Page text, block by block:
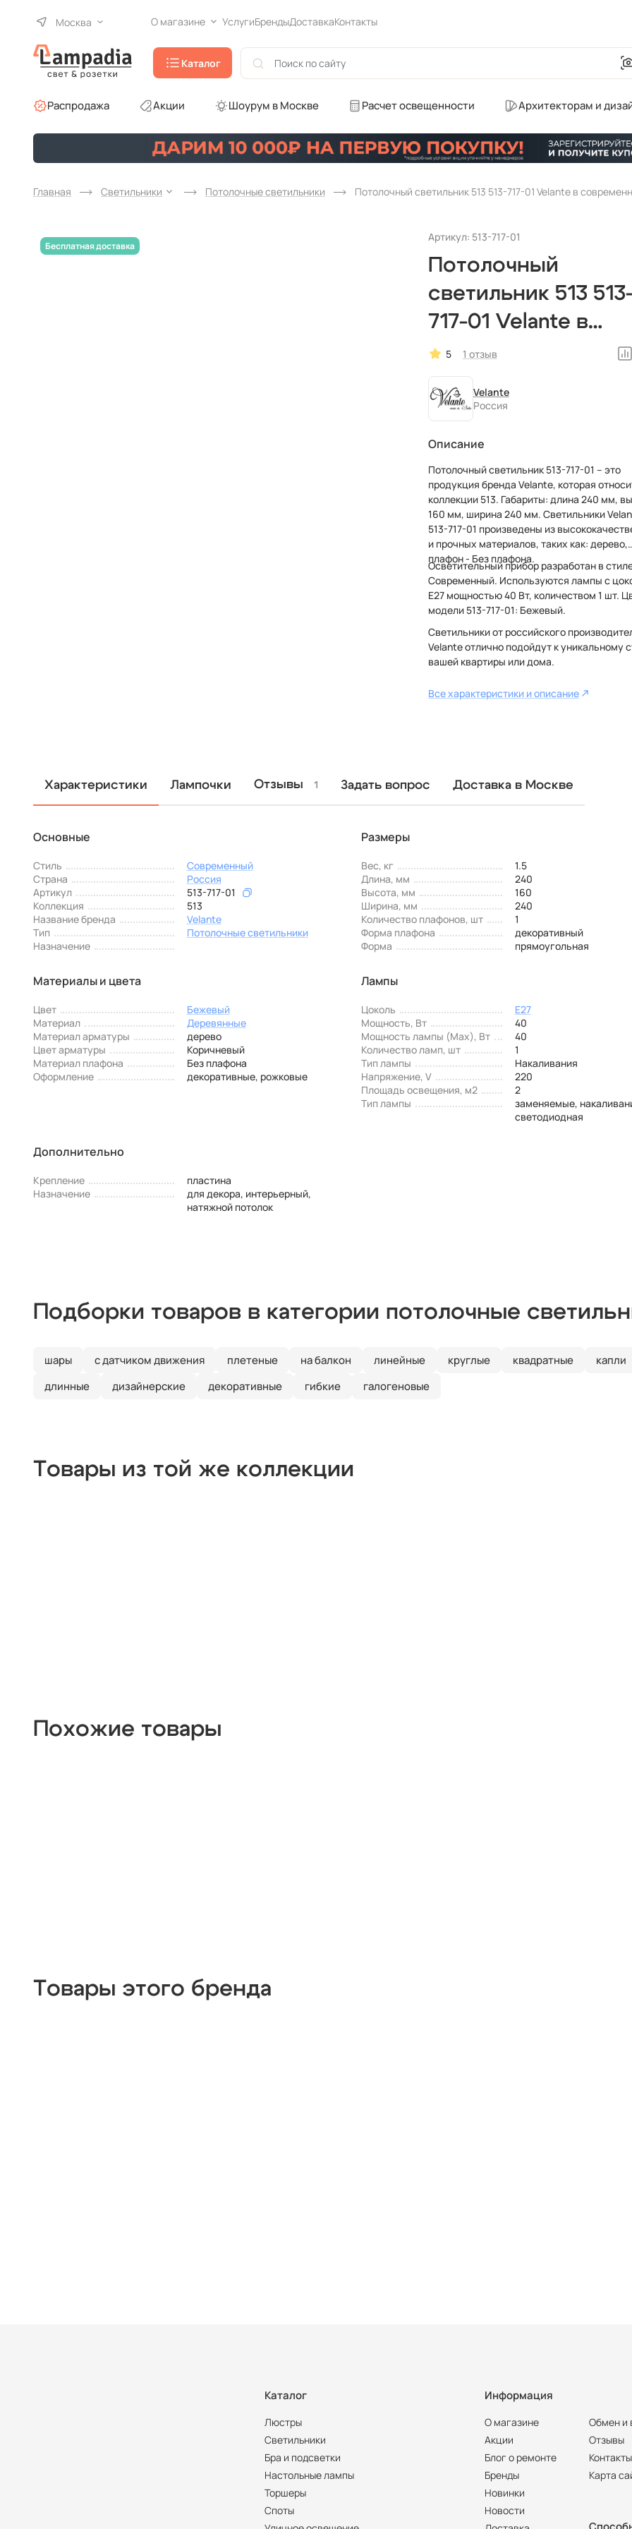
Москва О магазине УслугиБрендыДоставкаКонтакты
Каталог
Распродажа Акции Шоурум в Москве Расчет освещенности Архитекторам и
Главная Светильники Потолочные светильники Потолочный светильник 513 513-717-01 Velante в
Артикул: 513-717-01
Потолочный
светильник 513
717-01 Velante в
современном
5 1 отзыв
Velante
Россия
Описание
Потолочный светильник 513-717-01 – это
продукция бренда Velante, которая
коллекции 513. Габариты: длина 240 мм,
160 мм, ширина 240 мм. Светильники
513-717-01 произведены из
и прочных материалов, таких как: дерево,
плафон - Без плафона.
Осветительный прибор разработан в
Современный. Используются лампы с
E27 мощностью 40 Вт, количеством 1 шт.
модели 513-717-01: Бежевый.
Светильники от российского
Velante отлично подойдут к уникальному
вашей квартиры или дома.
Все характеристики и описание
Характеристики Лампочки Отзывы 1 Задать вопрос Доставка в Москве
Основные
Стиль
Современный
Страна
Россия
Артикул
513-717-01
Коллекция
513
Название бренда
Velante
Тип
Потолочные светильники
Назначение
Размеры
Вес, кг
1.5
Длина, мм
240
Высота, мм
160
Ширина, мм
240
Количество плафонов, шт
1
Форма плафона
декоративный
Форма
прямоугольная
Материалы и цвета
Цвет
Бежевый
Материал
Деревянные
Материал арматуры
дерево
Цвет арматуры
Коричневый
Материал плафона
Без плафона
Оформление
декоративные, рожковые
Лампы
Цоколь
E27
Мощность, Вт
40
Мощность лампы (Max), Вт
40
Количество ламп, шт
1
Тип лампы
Накаливания
Напряжение, V
220
Площадь освещения, м2
2
Тип лампы
заменяемые,
светодиодная
Дополнительно
Крепление
пластина
Назначение
для декора, интерьерный,
натяжной потолок
Подборки товаров в категории потолочные
шары с датчиком движения плетеные на балкон линейные круглые квадратные
капли
длинные
дизайнерские декоративные гибкие галогеновые
Товары из той же коллекции
Похожие товары
Товары этого бренда
Каталог
Люстры
Светильники
Бра и подсветки
Настольные лампы
Торшеры
Споты
Информация
О магазине
Акции
Блог о ремонте
Бренды
Новинки
Новости
Обмен и
Отзывы
Контакты
Карта